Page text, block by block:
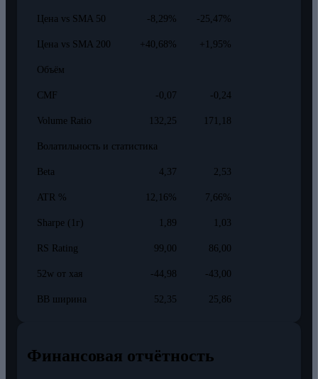
Цена vs SMA 50 -8,29% -25,47%
Цена vs SMA 200 +40,68% +1,95%
Объём
CMF -0,07 -0,24
Volume Ratio 132,25 171,18
Волатильность и статистика
Beta 4,37 2,53
ATR % 12,16% 7,66%
Sharpe (1г) 1,89 1,03
RS Rating 99,00 86,00
52w от хая -44,98 -43,00
BB ширина 52,35 25,86
Финансовая отчётность